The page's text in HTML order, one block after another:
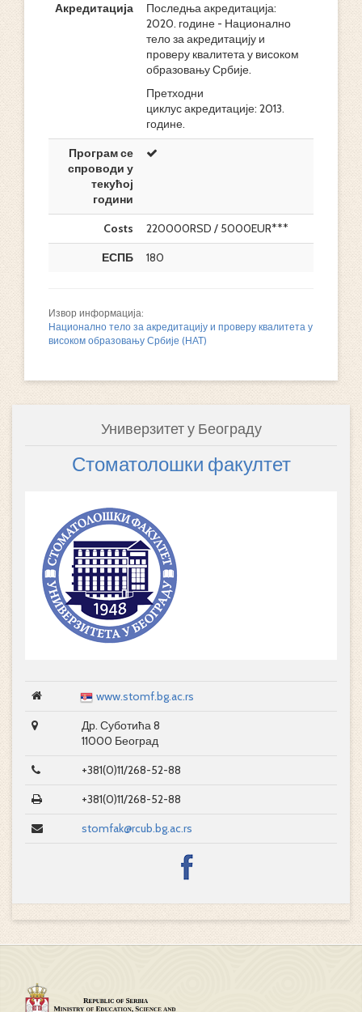
Акредитација
Последња акредитација:
2020. године - Национално
тело за акредитацију и
проверу квалитета у високом
образовању Србије.
Претходни
циклус акредитације: 2013.
године.
Програм се
спроводи у
текућој
години
Costs
220000RSD / 5000EUR***
ЕСПБ
180
Извор информација:
Национално тело за акредитацију и проверу квалитета у
високом образовању Србије (НАТ)
Универзитет у Београду
Стоматолошки факултет
www.stomf.bg.ac.rs
Др. Суботића 8
11000 Београд
+381(0)11/268-52-88
+381(0)11/268-52-88
stomfak@rcub.bg.ac.rs